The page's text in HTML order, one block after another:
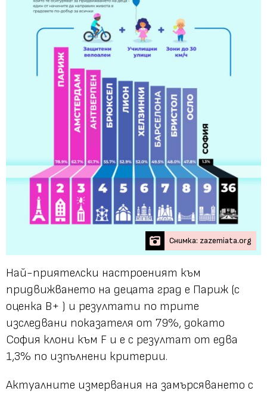
Снимка: zazemiata.org
Най-приятелски настроеният към
придвижването на децата град е Париж (с
оценка В+ ) и резултати по трите
изследвани показателя от 79%, докато
София клони към F и е с резултат от едва
1,3% по изпълнени критерии.
Актуалните измервания на замърсяването с